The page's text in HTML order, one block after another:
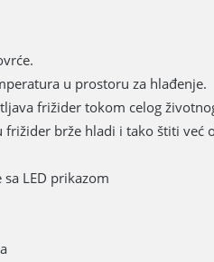
u prostoru za hlađenje.
frižider tokom celog
brže hladi i tako štiti već
LED prikazom